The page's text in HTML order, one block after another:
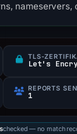
nameservers,
TLS-
Let's
REPORTS
1
checked — no match